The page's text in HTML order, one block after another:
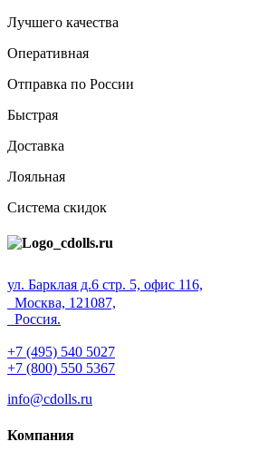
Лучшего качества
Оперативная
Отправка по России
Быстрая
Доставка
Лояльная
Система скидок
ул. Барклая д.6 стр. 5, офис 116,
Москва, 121087,
Россия.
+7 (495) 540 5027
+7 (800) 550 5367
info@cdolls.ru
Компания